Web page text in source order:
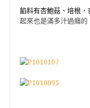
餡料有杏鮑菇、培根 ，
起來也是滿多汁過癮的